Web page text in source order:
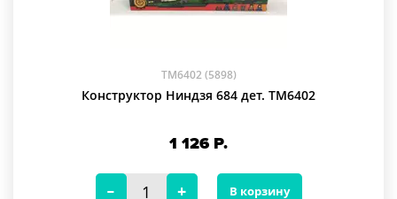
TM6402 (5898)
Конструктор Ниндзя 684 дет. TM6402
1 126 Р.
В корзину